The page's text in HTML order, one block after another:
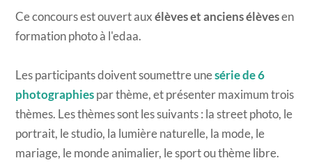
​Ce concours est ouvert aux élèves et anciens élèvesen
formation photo à l'edaa.
​Les participants doivent soumettre unesérie de 6
photographies par thème, et présenter maximum trois
thèmes. Les thèmes sont les suivants : la street photo, le
portrait, le studio, la lumière naturelle, la mode, le
mariage, le monde animalier, le sport ou thème libre.